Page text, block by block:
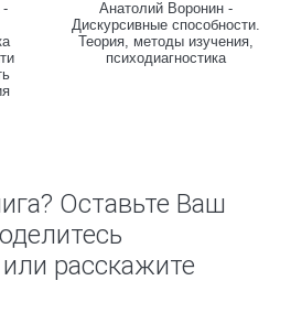
-
Анатолий Воронин -
Дискурсивные способности.
Теория, методы изучения,
психодиагностика
Оставьте Ваш
расскажите